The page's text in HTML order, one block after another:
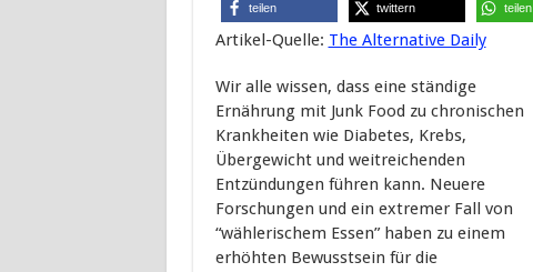
teilen twittern teilen
Artikel-Quelle: The Alternative Daily
Wir alle wissen, dass eine ständige
Ernährung mit Junk Food zu chronischen
Krankheiten wie Diabetes, Krebs,
Übergewicht und weitreichenden
Entzündungen führen kann. Neuere
Forschungen und ein extremer Fall von
“wählerischem Essen” haben zu einem
erhöhten Bewusstsein für die